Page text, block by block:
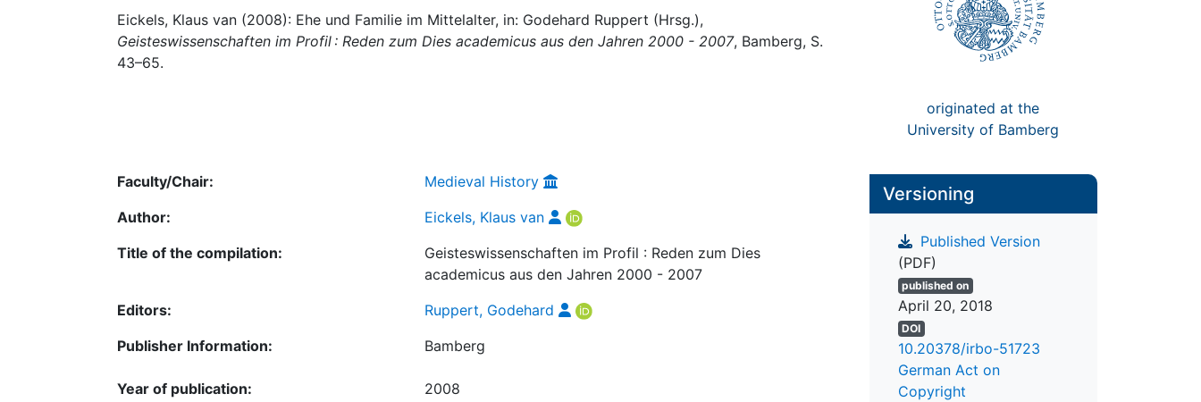
Eickels, Klaus van (2008): Ehe und Familie im Mittelalter, in: Godehard Ruppert (Hrsg.),
Geisteswissenschaften im Profil : Reden zum Dies academicus aus den Jahren 2000 - 2007, Bamberg, S.
43–65.
originated at the
University of Bamberg
Faculty/Chair:
Medieval History
Author:
Eickels, Klaus van
Title of the compilation:
Geisteswissenschaften im Profil : Reden zum Dies
academicus aus den Jahren 2000 - 2007
Editors:
Ruppert, Godehard
Publisher Information:
Bamberg
Year of publication:
2008
Versioning
Published Version
(PDF)
published on
April 20, 2018
DOI
10.20378/irbo-51723
German Act on
Copyright